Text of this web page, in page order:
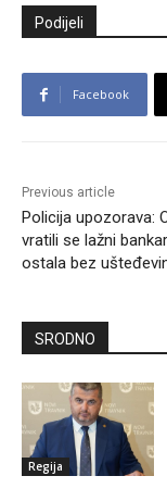
Podijeli
Facebook
Previous article
Policija upozorava:
vratili se lažni
ostala bez
SRODNO
Regija